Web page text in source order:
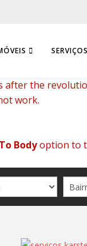
SERVIÇOS
after the
work.
Bodyoption to